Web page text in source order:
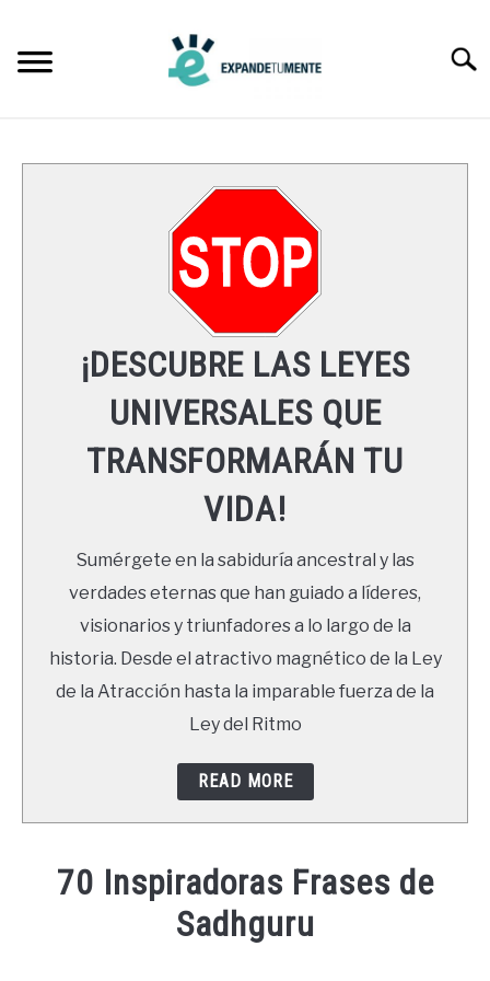
content
LEYES UNIVERSALES
RECURSOS
NEWSLETTER
¡DESCUBRE LAS LEYES
UNIVERSALES QUE
TRANSFORMARÁN TU
VIDA!
Sumérgete en la sabiduría ancestral y las
verdades eternas que han guiado a líderes,
visionarios y triunfadores a lo largo de la
historia. Desde el atractivo magnético de la Ley
de la Atracción hasta la imparable fuerza de la
Ley del Ritmo
READ MORE
70 Inspiradoras Frases de
Sadhguru